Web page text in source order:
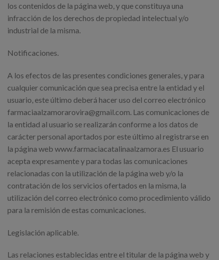
los contenidos de la página web, y que constituya una
infracción de los derechos de propiedad intelectual y/o
industrial de la misma.
Notificaciones.
A los efectos de las presentes condiciones generales, y para
cualquier comunicación que sea precisa entre la entidad y el
usuario, este último deberá hacer uso del correo electrónico
farmaciaalzamorarovira@gmail.com. Las comunicaciones de
la entidad al usuario se realizarán conforme a los datos de
carácter personal aportados por este último al registrarse en
la página web www.farmaciacatalinaalzamora.es El usuario
acepta expresamente y para todas las comunicaciones
relacionadas con la utilización de la página web y/o la
contratación de los servicios ofertados en la misma, la
utilización del correo electrónico como procedimiento válido
para la remisión de estas comunicaciones.
Legislación aplicable.
Las relaciones establecidas entre el titular de la página web y